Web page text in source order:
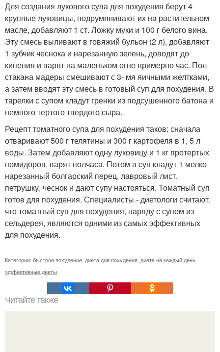
Для создания лукового супа для похудения берут 4
крупные луковицы, подрумянивают их на растительном
масле, добавляют 1 ст. Ложку муки и 100 г белого вина.
Эту смесь выливают в говяжий бульон (2 л), добавляют
1 зубчик чеснока и нарезанную зелень, доводят до
кипения и варят на маленьком огне примерно час. Пол
стакана мадеры смешивают с 3- мя яичными желтками,
а затем вводят эту смесь в готовый суп для похудения. В
тарелки с супом кладут гренки из подсушенного батона и
немного тертого твердого сыра.
Рецепт томатного супа для похудения таков: сначала
отваривают 500 г телятины и 300 г картофеля в 1, 5 л
воды. Затем добавляют одну луковицу и 1 кг протертых
помидоров, варят полчаса. Потом в суп кладут 1 мелко
нарезанный болгарский перец, лавровый лист,
петрушку, чеснок и дают супу настояться. Томатный суп
готов для похудения. Специалисты - диетологи считают,
что томатный суп для похудения, наряду с супом из
сельдерея, являются одними из самых эффективных
для похудения.
Категории: быстрое похудение, диета для похудения, диета на каждый день,
эффективные диеты
Читайте также